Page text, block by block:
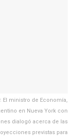
El ministro de Economía,
en Nueva York con
dialogó acerca de las
previstas para